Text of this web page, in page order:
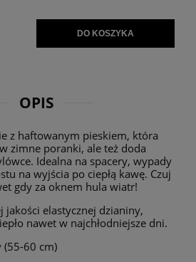
DO KOSZYKA
OPIS
z haftowanym pieskiem, która
zimne poranki, ale też doda
Idealna na spacery, wypady
na wyjścia po ciepłą kawę. Czuj
gdy za oknem hula wiatr!
jakości elastycznej dzianiny,
nawet w najchłodniejsze dni.
(55-60 cm)